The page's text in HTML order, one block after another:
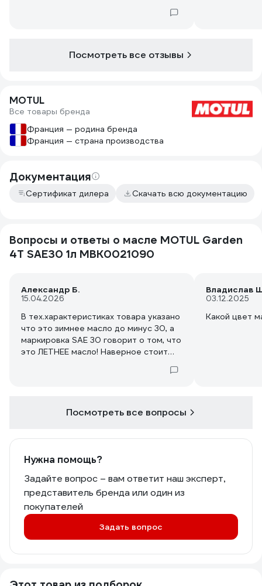
Посмотреть все отзывы
MOTUL
Все товары бренда
Франция — родина бренда
Франция — страна производства
Документация
Сертификат дилера Скачать всю документацию
Вопросы и ответы о масле MOTUL Garden
4T SAE30 1л MBK0021090
Александр Б.
15.04.2026
В тех.характеристиках товара указано
что это зимнее масло до минус 30, а
маркировка SAE 30 говорит о том, что
это ЛЕТНЕЕ масло! Наверное стоит
Владислав
03.12.2025
Какой цвет
Посмотреть все вопросы
Нужна помощь?
Задайте вопрос – вам ответит наш эксперт,
представитель бренда или один из
покупателей
Задать вопрос